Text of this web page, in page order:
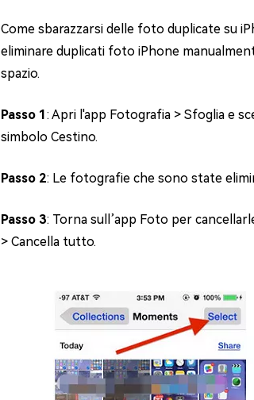
Come sbarazzarsi delle foto duplicate su
eliminare duplicati foto iPhone
spazio.
Passo 1: Apri l'app Fotografia > Sfoglia e
simbolo Cestino.
Passo 2: Le fotografie che sono state
Passo 3: Torna sull’app Foto per
> Cancella tutto.